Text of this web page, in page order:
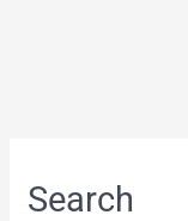
Search